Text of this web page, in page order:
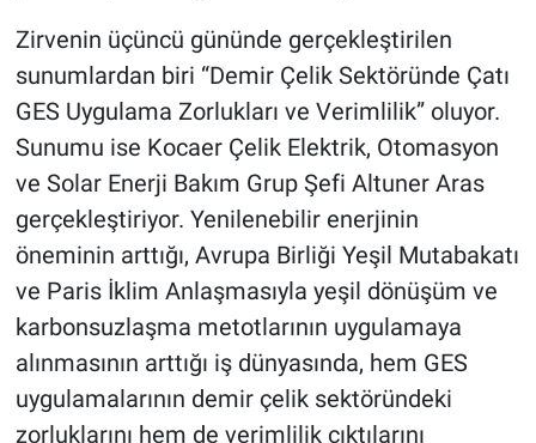
Zirvenin üçüncü gününde gerçekleştirilen
sunumlardan biri “Demir Çelik Sektöründe Çatı
GES Uygulama Zorlukları ve Verimlilik” oluyor.
Sunumu ise Kocaer Çelik Elektrik, Otomasyon
ve Solar Enerji Bakım Grup Şefi Altuner Aras
gerçekleştiriyor. Yenilenebilir enerjinin
öneminin arttığı, Avrupa Birliği Yeşil Mutabakatı
ve Paris İklim Anlaşmasıyla yeşil dönüşüm ve
karbonsuzlaşma metotlarının uygulamaya
alınmasının arttığı iş dünyasında, hem GES
uygulamalarının demir çelik sektöründeki
zorluklarını hem de verimlilik çıktılarını